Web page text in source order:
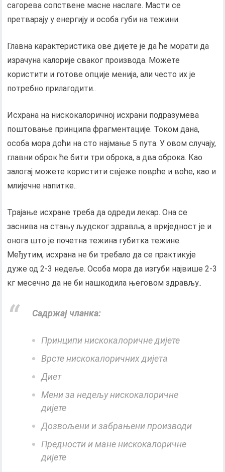
сагорева сопствене масне наслаге. Масти се
претварају у енергију и особа губи на тежини.
Главна карактеристика ове дијете је да ће морати да
израчуна калорије сваког производа. Можете
користити и готове опције менија, али често их је
потребно прилагодити..
Исхрана на нискокалоричној исхрани подразумева
поштовање принципа фрагментације. Током дана,
особа мора доћи на сто најмање 5 пута. У овом случају,
главни оброк ће бити три оброка, а два оброка. Као
залогај можете користити свјеже поврће и воће, као и
млијечне напитке..
Трајање исхране треба да одреди лекар. Она се
заснива на стању људског здравља, а вриједност је и
онога што је почетна тежина губитка тежине.
Међутим, исхрана не би требало да се практикује
дуже од 2-3 недеље. Особа мора да изгуби највише 2-3
кг месечно да не би нашкодила његовом здрављу..
Садржај чланка:
Принципи нискокалоричне дијете
Врсте нискокалоричних дијета
Диет
Мени за недељу нискокалоричне
дијете
Дозвољени и забрањени производи
Предности и мане нискокалоричне
дијете